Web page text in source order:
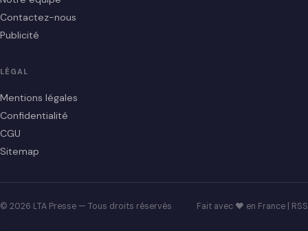
Contactez-nous
Publicité
LÉGAL
Mentions légales
Confidentialité
CGU
Sitemap
© 2026 LTA Presse — Tous droits réservés Fait avec ♥ en France | RSS